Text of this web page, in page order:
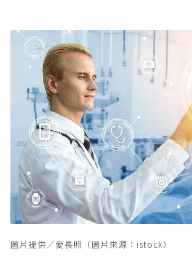
圖片提供／愛長照（圖片來源：istock）